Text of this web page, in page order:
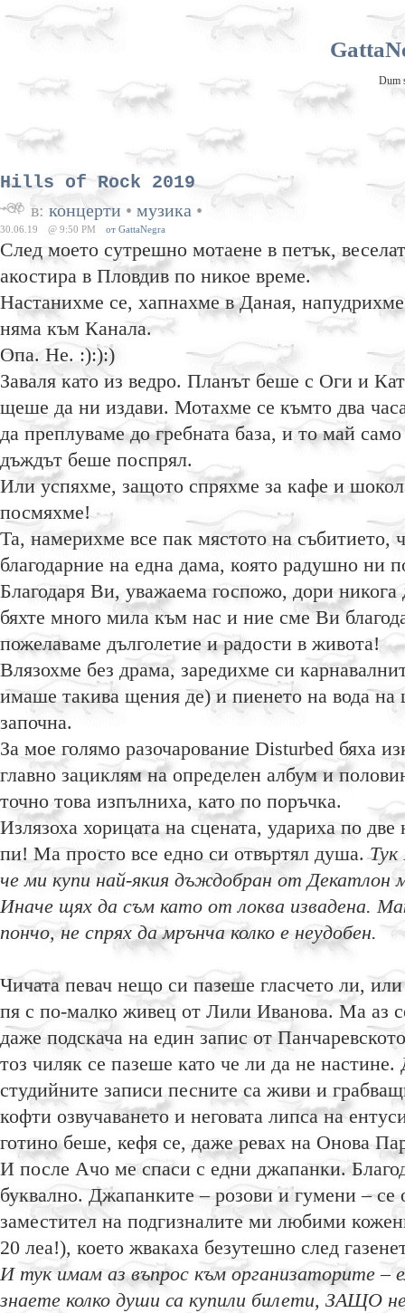
Dum
Hills of Rock 2019
в: концерти • музика •
30.06.19 @ 9:50 PM от GattaNegra
След моето сутрешно мотаене в петък,
акостира в Пловдив по никое време.
Настанихме се, хапнахме в Даная,
няма към Канала.
Опа. Не. :):):)
Заваля като из ведро. Планът беше с Оги и
щеше да ни издави. Мотахме се къмто два
да преплуваме до гребната база, и то май
дъждът беше поспрял.
Или успяхме, защото спряхме за кафе и
посмяхме!
Та, намерихме все пак мястото на събитието,
благодарние на една дама, която радушно ни
Благодаря Ви, уважаема госпожо, дори никога
бяхте много мила към нас и ние сме Ви
пожелаваме дълголетие и радости в живота!
Влязохме без драма, заредихме си
имаше такива щения де) и пиенето на вода на
започна.
За мое голямо разочарование Disturbed бяха
главно зациклям на определен албум и
точно това изпълниха, като по поръчка.
Излязоха хорицата на сцената, удариха по
пи! Ма просто все едно си отвъртял душа.Тук
че ми купи най-якия дъждобран от Декатлон
Иначе щях да съм като от локва извадена.
пончо, не спрях да мрънча колко е неудобен.
Чичата певач нещо си пазеше гласчето ли,
пя с по-малко живец от Лили Иванова. Ма аз
даже подскача на един запис от
тоз чиляк се пазеше като че ли да не
студийните записи песните са живи и
кофти озвучаването и неговата липса на
готино беше, кефя се, даже ревах на Онова
И после Ачо ме спаси с едни джапанки.
буквално. Джапанките – розови и гумени – се
заместител на подгизналите ми любими
20 леа!), което жвакаха безутешно след
И тук имам аз въпрос към организаторите –
знаете колко души са купили билети, ЗАЩО